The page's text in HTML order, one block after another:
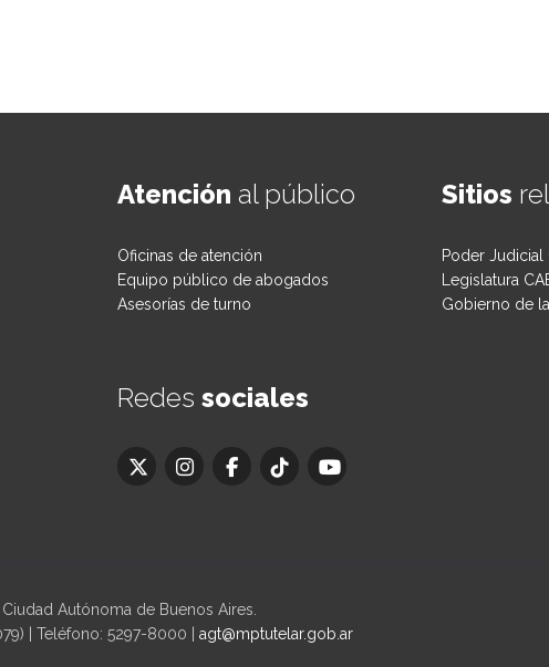
Atención al público
Oficinas de atención
Equipo público de abogados
Asesorías de turno
Redes sociales
Sitios
Poder Judicial
Legislatura
Gobierno de
Autónoma de Buenos Aires.
| Teléfono: 5297-8000 | agt@mptutelar.gob.ar